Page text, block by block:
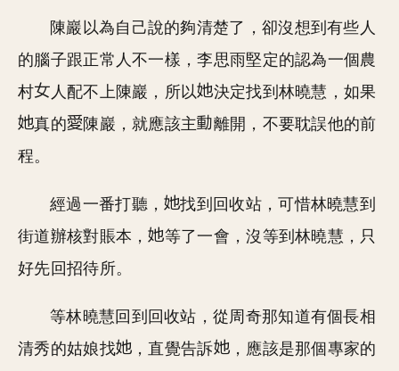
陳巖以為自己說的夠清楚了，卻沒想到有些人
的腦子跟正常人不一樣，李思雨堅定的認為一個農
村
人配不上陳巖，所以
決定找到林曉慧，如果
真的
陳巖，就應該主
離開，不要耽誤他的前
程。
經過一番打聽，
找到回收站，可惜林曉慧到
街道辦核對賬本，
等了一會，沒等到林曉慧，只
好先回招待所。
等林曉慧回到回收站，從周奇那知道有個長相
清秀的姑娘找
，直覺告訴
，應該是那個專家的